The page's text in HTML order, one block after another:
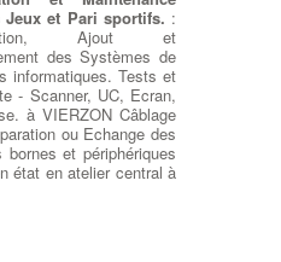
logiciel. La première
un problème logiciel est
à partir d’unclavier
Si votre clavier ne
Windows, la cause
défectueux ou un
Ordi Portable
Jeux et Pari sportifs. :
Ajout et
des Systèmes de
informatiques. Tests et
- Scanner, UC, Ecran,
à VIERZON Câblage
ou Echange des
et périphériques
état en atelier central à